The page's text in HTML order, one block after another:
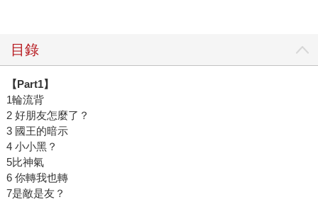
目錄
【Part1】
1輪流背
2 好朋友怎麼了？
3 國王的暗示
4 小小黑？
5比神氣
6 你轉我也轉
7是敵是友？